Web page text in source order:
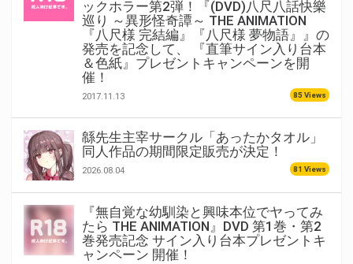
ックホラー第2弾！『(DVD)八尺八話快樂
巡り ～異形怪奇譚～ THE ANIMATION
『八尺様 完結編』『八尺様 夢物語』』の
発売を記念して、 『直筆サイン入り台本
＆色紙』プレゼントキャンペーンを開
催！
2017.11.13 85 Views
緜先生主宰サークル「あったかタオル」
同人作品の期間限定販売が決定！
2026.08.04 81 Views
『無自覚な幼馴染と興味本位でヤってみ
たら THE ANIMATION』DVD 第1巻・第2
巻発売記念 サイン入り台本プレゼントキ
ャンペーン 開催！